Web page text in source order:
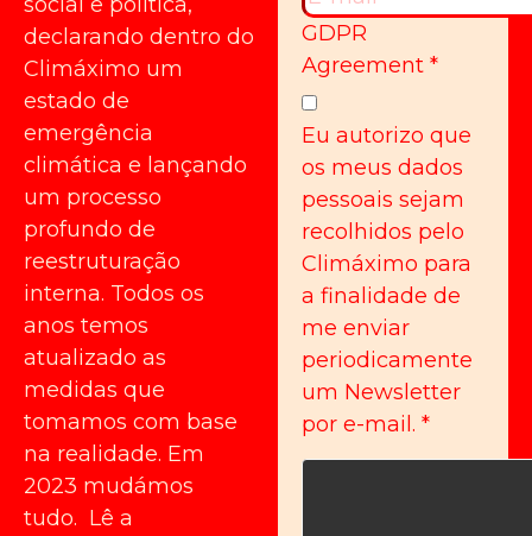
declarando dentro do
Climáximo um
estado de
emergência
climática e lançando
um processo
profundo de
reestruturação
interna. Todos os
anos temos
atualizado as
medidas que
tomamos com base
na realidade. Em
2023 mudámos
tudo. Lê a
GDPR
Agreement *
Eu autorizo que
os meus dados
pessoais sejam
recolhidos pelo
Climáximo para
a finalidade de
me enviar
periodicamente
um Newsletter
por e-mail. *